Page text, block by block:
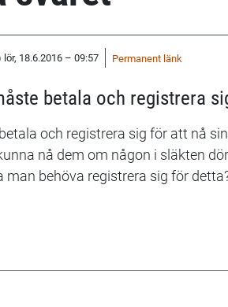
lör, 18.6.2016 – 09:57 Permanent länk
betala och registrera
och registrera sig för att nå
nå dem om någon i släkten
man behöva registrera sig för